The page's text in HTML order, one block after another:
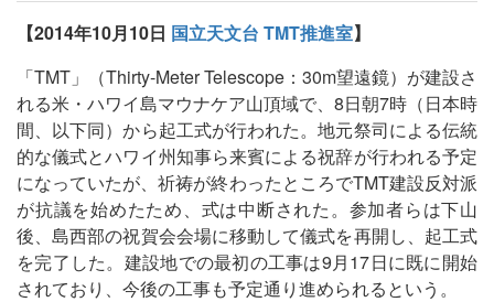
【2014年10月10日 国立天文台 TMT推進室】
「TMT」（Thirty-Meter Telescope：30m望遠鏡）が建設さ
れる米・ハワイ島マウナケア山頂域で、8日朝7時（日本時
間、以下同）から起工式が行われた。地元祭司による伝統
的な儀式とハワイ州知事ら来賓による祝辞が行われる予定
になっていたが、祈祷が終わったところでTMT建設反対派
が抗議を始めたため、式は中断された。参加者らは下山
後、島西部の祝賀会会場に移動して儀式を再開し、起工式
を完了した。建設地での最初の工事は9月17日に既に開始
されており、今後の工事も予定通り進められるという。